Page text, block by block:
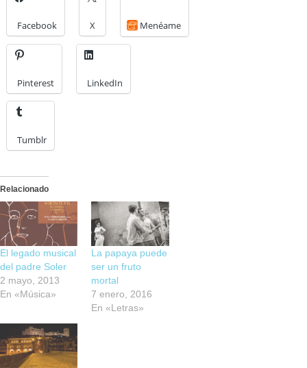
Facebook X Menéame
Pinterest LinkedIn
Tumblr
Relacionado
El legado musical
del padre Soler
2 mayo, 2013
En «Música»
La papaya puede
ser un fruto
mortal
7 enero, 2016
En «Letras»